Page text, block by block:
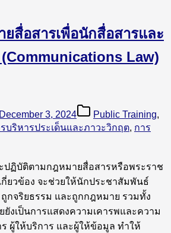
สื่อสารเพื่อนักสื่อสารและ
Law)
December 3, 2024 Public Training,
บริหารประเด็นและภาวะวิกฤต, การ
ปฏิบัติตามกฎหมายสื่อสารหรือพระราช
ยวข้อง จะช่วยให้นักประชาสัมพันธ์
กจริยธรรม และถูกกฎหมาย รวมทั้ง
งเป็นการแสดงความเคารพและความ
ผู้ให้บริการ และผู้ให้ข้อมูล ทำให้